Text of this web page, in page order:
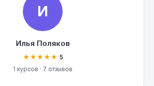
И
Илья Поляков
★★★★★ 5
1 курсов · 7 отзывов